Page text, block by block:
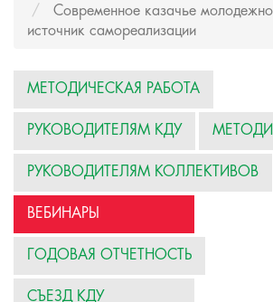
Современное казачье
источник самореализации
МЕТОДИЧЕСКАЯ РАБОТА
РУКОВОДИТЕЛЯМ КДУ
РУКОВОДИТЕЛЯМ КОЛЛЕКТИВОВ
ВЕБИНАРЫ
ГОДОВАЯ ОТЧЕТНОСТЬ
СЪЕЗД КДУ